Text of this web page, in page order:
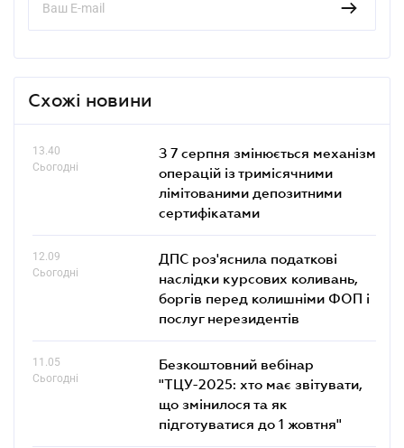
Схожі новини
13.40
Сьогодні
З 7 серпня змінюється механізм
операцій із тримісячними
лімітованими депозитними
сертифікатами
12.09
Сьогодні
ДПС роз'яснила податкові
наслідки курсових коливань,
боргів перед колишніми ФОП і
послуг нерезидентів
11.05
Сьогодні
Безкоштовний вебінар
"ТЦУ-2025: хто має звітувати,
що змінилося та як
підготуватися до 1 жовтня"